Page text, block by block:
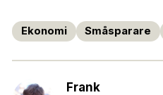
Ekonomi Småsparare
Frank